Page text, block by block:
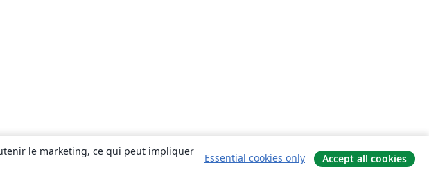
le marketing, ce qui peut impliquer
Essential cookies only Accept all cookies